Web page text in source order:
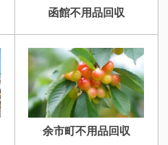
函館不用品回収
余市町不用品回収